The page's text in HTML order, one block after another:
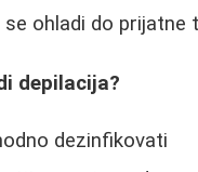
se ohladi do prijatne
depilacija?
dezinfikovati